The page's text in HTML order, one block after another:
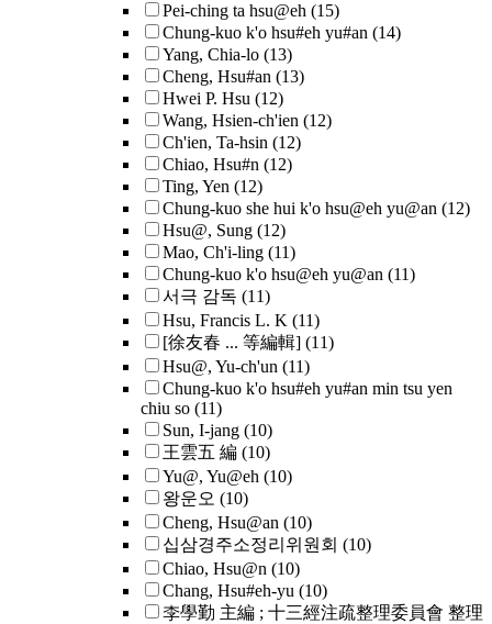
Pei-ching ta hsu@eh (15)
Chung-kuo k'o hsu#eh yu#an (14)
Yang, Chia-lo (13)
Cheng, Hsu#an (13)
Hwei P. Hsu (12)
Wang, Hsien-ch'ien (12)
Ch'ien, Ta-hsin (12)
Chiao, Hsu#n (12)
Ting, Yen (12)
Chung-kuo she hui k'o hsu@eh yu@an (12)
Hsu@, Sung (12)
Mao, Ch'i-ling (11)
Chung-kuo k'o hsu@eh yu@an (11)
서극 감독 (11)
Hsu, Francis L. K (11)
[徐友春 ... 等編輯] (11)
Hsu@, Yu-ch'un (11)
Chung-kuo k'o hsu#eh yu#an min tsu yen
chiu so (11)
Sun, I-jang (10)
王雲五 編 (10)
Yu@, Yu@eh (10)
왕운오 (10)
Cheng, Hsu@an (10)
십삼경주소정리위원회 (10)
Chiao, Hsu@n (10)
Chang, Hsu#eh-yu (10)
李學勤 主編 ; 十三經注疏整理委員會 整理